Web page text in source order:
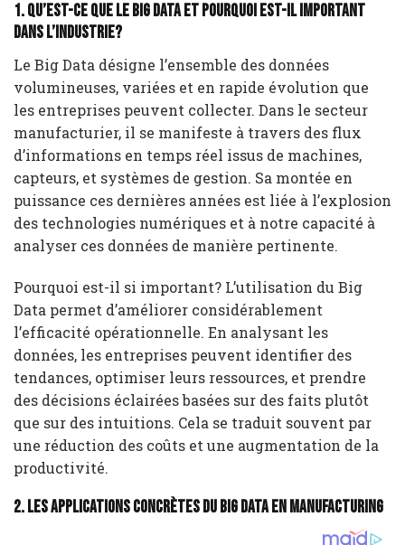
1. Qu’est-ce que le Big Data et pourquoi est-il important
dans l’industrie?
Le Big Data désigne l’ensemble des données
volumineuses, variées et en rapide évolution que
les entreprises peuvent collecter. Dans le secteur
manufacturier, il se manifeste à travers des flux
d’informations en temps réel issus de machines,
capteurs, et systèmes de gestion. Sa montée en
puissance ces dernières années est liée à l’explosion
des technologies numériques et à notre capacité à
analyser ces données de manière pertinente.
Pourquoi est-il si important? L’utilisation du Big
Data permet d’améliorer considérablement
l’efficacité opérationnelle. En analysant les
données, les entreprises peuvent identifier des
tendances, optimiser leurs ressources, et prendre
des décisions éclairées basées sur des faits plutôt
que sur des intuitions. Cela se traduit souvent par
une réduction des coûts et une augmentation de la
productivité.
2. Les applications concrètes du Big Data en manufacturing